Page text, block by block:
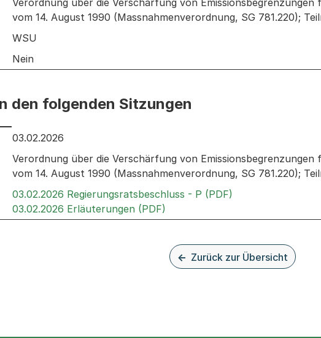
Verordnung über die Verschärfung von
vom 14. August 1990 (Massnahmenverordnung, SG 781.220);
WSU
Nein
den folgenden Sitzungen
Sitzungen: Informationen zu den Sitzungen zum Geschäft
03.02.2026
Verordnung über die Verschärfung von
vom 14. August 1990 (Massnahmenverordnung, SG 781.220);
03.02.2026 Regierungsratsbeschluss - P (PDF)
03.02.2026 Erläuterungen (PDF)
Zurück zur Übersicht